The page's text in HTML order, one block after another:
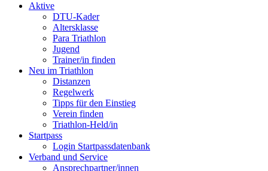
Aktive
DTU-Kader
Altersklasse
Para Triathlon
Jugend
Trainer/in finden
Neu im Triathlon
Distanzen
Regelwerk
Tipps für den Einstieg
Verein finden
Triathlon-Held/in
Startpass
Login Startpassdatenbank
Verband und Service
Ansprechpartner/innen